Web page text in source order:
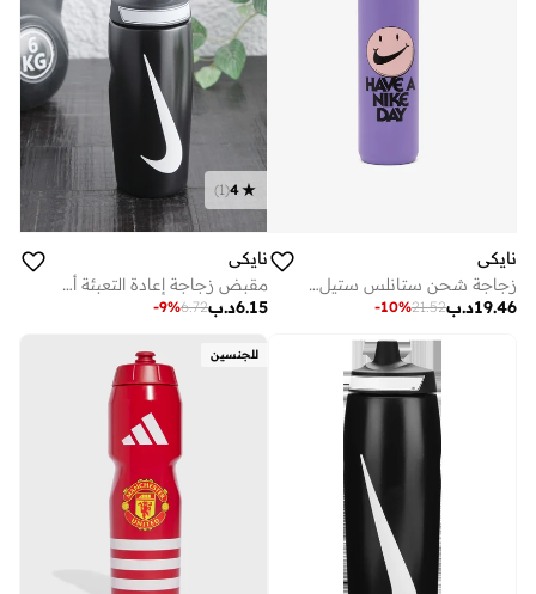
نايكي
زجاجة شحن ستانلس ستيل أونصة برسومات
د.ب19.46
21.52
-10%
4
(
1
)
نايكي
مقبض زجاجة إعادة التعبئة أونصة
د.ب6.15
6.72
-9%
للجنسين